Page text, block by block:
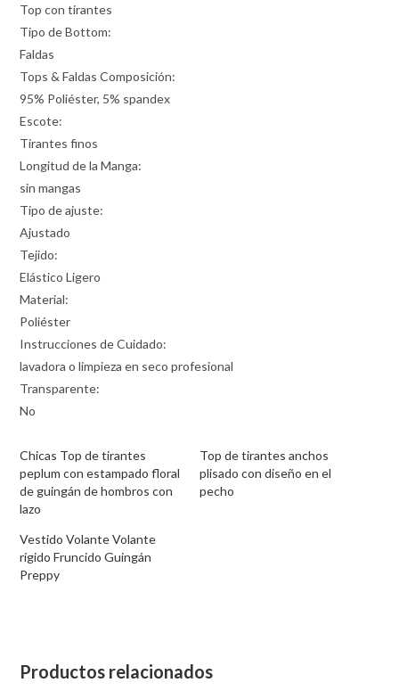
Top con tirantes
Tipo de Bottom:
Faldas
Tops & Faldas Composición:
95% Poliéster, 5% spandex
Escote:
Tirantes finos
Longitud de la Manga:
sin mangas
Tipo de ajuste:
Ajustado
Tejido:
Elástico Ligero
Material:
Poliéster
Instrucciones de Cuidado:
lavadora o limpieza en seco profesional
Transparente:
No
Chicas Top de tirantes
peplum con estampado floral
de guingán de hombros con
lazo
Top de tirantes anchos
plisado con diseño en el
pecho
Vestido Volante Volante
rígido Fruncido Guingán
Preppy
Productos relacionados